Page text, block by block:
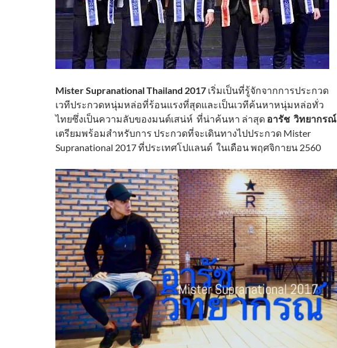
Mister Supranational Thailand 2017 เริ่มเป็นที่รู้จักจากการประกวด
เวทีประกวดหนุ่มหล่อที่ร้อนแรงที่สุดและเป็นเวทีค้นหาหนุ่มหล่อทั่ว
ไทยซึ่งเป็นความลับของมนต์เสน่ห์ ที่น่าค้นหา ล่าสุด อารัช วิทยากรณ์
เตรียมพร้อมสำหรับการ ประกวดที่จะเดินทางไปประกวด Mister
Supranational 2017 ที่ประเทศโปแลนด์ ในเดือน พฤศจิกายน 2560